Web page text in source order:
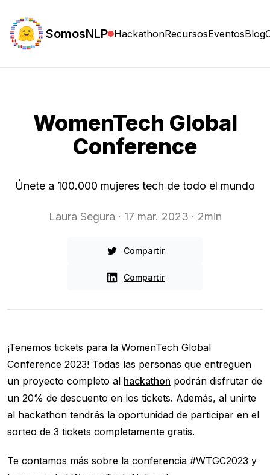
SomosNLP HackathonRecursosEventosBlog
WomenTech Global
Conference
Únete a 100.000 mujeres tech de todo el mundo
Laura Segura · 17 mar. 2023 · 2min
Compartir
Compartir
¡Tenemos tickets para la WomenTech Global
Conference 2023! Todas las personas que entreguen
un proyecto completo al hackathon podrán disfrutar de
un 20% de descuento en los tickets. Además, al unirte
al hackathon tendrás la oportunidad de participar en el
sorteo de 3 tickets completamente gratis.
Te contamos más sobre la conferencia #WTGC2023 y